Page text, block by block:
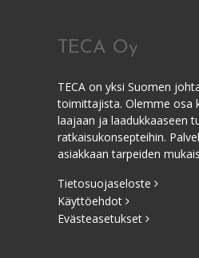
TECA Oy
TECA on yksi Suomen
toimittajista. Olemme osa
laajaan ja laadukkaaseen
ratkaisukonsepteihin.
asiakkaan tarpeiden
Tietosuojaseloste
Käyttöehdot
Evästeasetukset